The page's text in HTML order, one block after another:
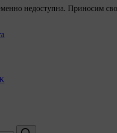
недоступна. Приносим